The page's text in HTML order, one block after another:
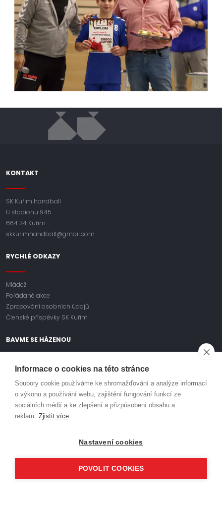
KONTAKT
SK Kuřim handball
U stadionu 945
664 34 Kuřim
skkurimhandball@gmail.com
RYCHLÉ ODKAZY
Mládež
Pořádané akce
Zpracování osobních údajů
Členské příspěvky SK Kuřim
BAVME SE HÁZENOU
Facebook
Instagram
Youtube
ODDÍLOVÉ PŘÍSPĚVKY POŘÁDANÉ AKCE
Informace o cookies na této stránce
Soubory cookie používáme ke shromažďování a analýze informací
o výkonu a používání webu, zajištění fungování funkcí ze
sociálních médií a ke zlepšení a přizpůsobení obsahu a
reklam. Zjistit více
Nastavení cookies
POVOLIT COOKIES